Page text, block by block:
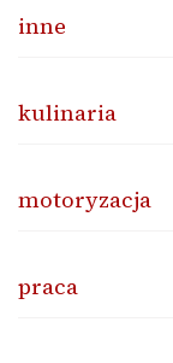
inne
kulinaria
motoryzacja
praca